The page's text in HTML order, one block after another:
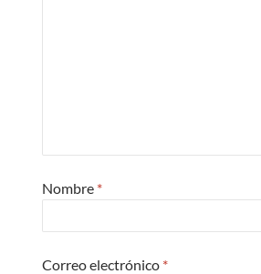
Nombre *
Correo electrónico *